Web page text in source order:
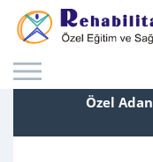
Özel